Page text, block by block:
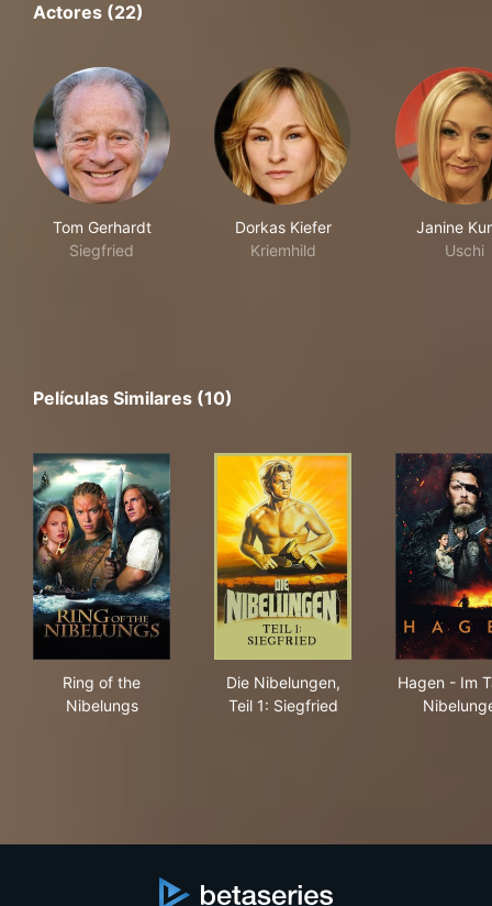
Actores (22)
Tom Gerhardt
Siegfried
Dorkas Kiefer
Kriemhild
Janine
Uschi
Películas Similares (10)
Ring of the
Nibelungs
Die Nibelungen,
Teil 1: Siegfried
Hagen - Im